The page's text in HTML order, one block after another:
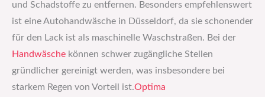
und Schadstoffe zu entfernen. Besonders empfehlenswert
ist eine Autohandwäsche in Düsseldorf, da sie schonender
für den Lack ist als maschinelle Waschstraßen. Bei der
Handwäsche können schwer zugängliche Stellen
gründlicher gereinigt werden, was insbesondere bei
starkem Regen von Vorteil ist.​Optima